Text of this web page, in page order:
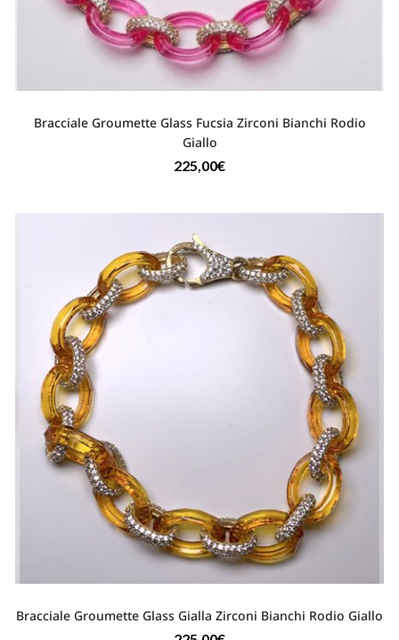
Bracciale Groumette Glass Fucsia Zirconi Bianchi Rodio
Giallo
225,00€
Bracciale Groumette Glass Gialla Zirconi Bianchi Rodio Giallo